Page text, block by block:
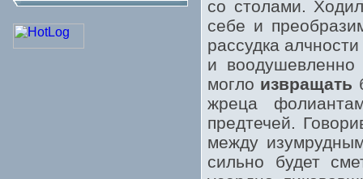
со столами.
себе и
рассудка
и воодушевленно
могло извращать
жреца
предтечей.
между
сильно будет